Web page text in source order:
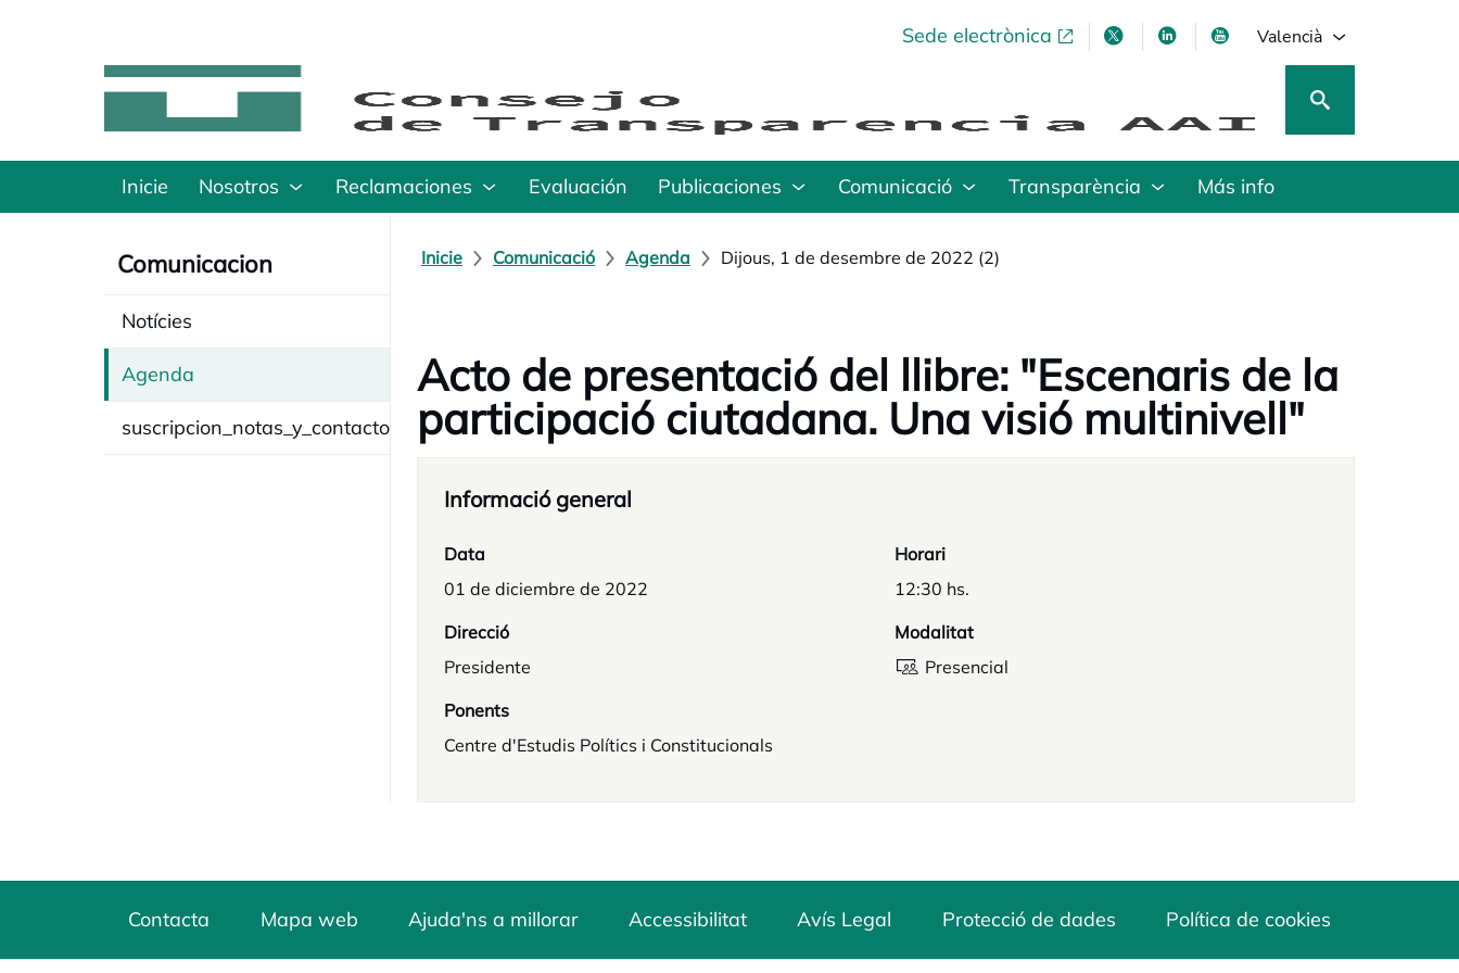
Sede electrònicaopens in a new tabopens in a new tab
opens in a new tab
opens in a new tab
Valencià
Inicie Nosotros Reclamaciones Evaluación Publicaciones Comunicació Transparència Más info
Comunicacion
Notícies
Agenda
suscripcion_notas_y_contacto
Inicie Comunicació Agenda Dijous, 1 de desembre de 2022 (2)
Acto de presentació del llibre: "Escenaris de la
participació ciutadana. Una visió multinivell"
Informació general
Data
01 de diciembre de 2022
Horari
12:30 hs.
Direcció
Presidente
Modalitat
Presencial
Ponents
Centre d'Estudis Polítics i Constitucionals
Contacta Mapa web Ajuda'ns a millorar Accessibilitat Avís Legal Protecció de dades Política de cookies